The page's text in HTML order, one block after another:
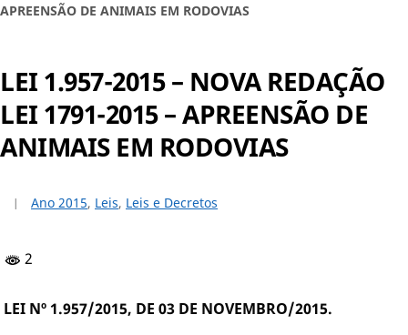
APREENSÃO DE ANIMAIS EM RODOVIAS
LEI 1.957-2015 – NOVA REDAÇÃO
LEI 1791-2015 – APREENSÃO DE
ANIMAIS EM RODOVIAS
Ano 2015, Leis, Leis e Decretos
2
LEI Nº 1.957/2015, DE 03 DE NOVEMBRO/2015.